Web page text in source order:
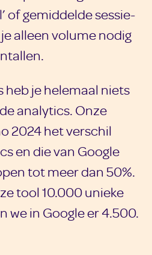
of gemiddelde sessie-
alleen volume nodig
heb je helemaal niets
analytics. Onze
2024 het verschil
en die van Google
tot meer dan 50%.
tool 10.000 unieke
we in Google er 4.500.